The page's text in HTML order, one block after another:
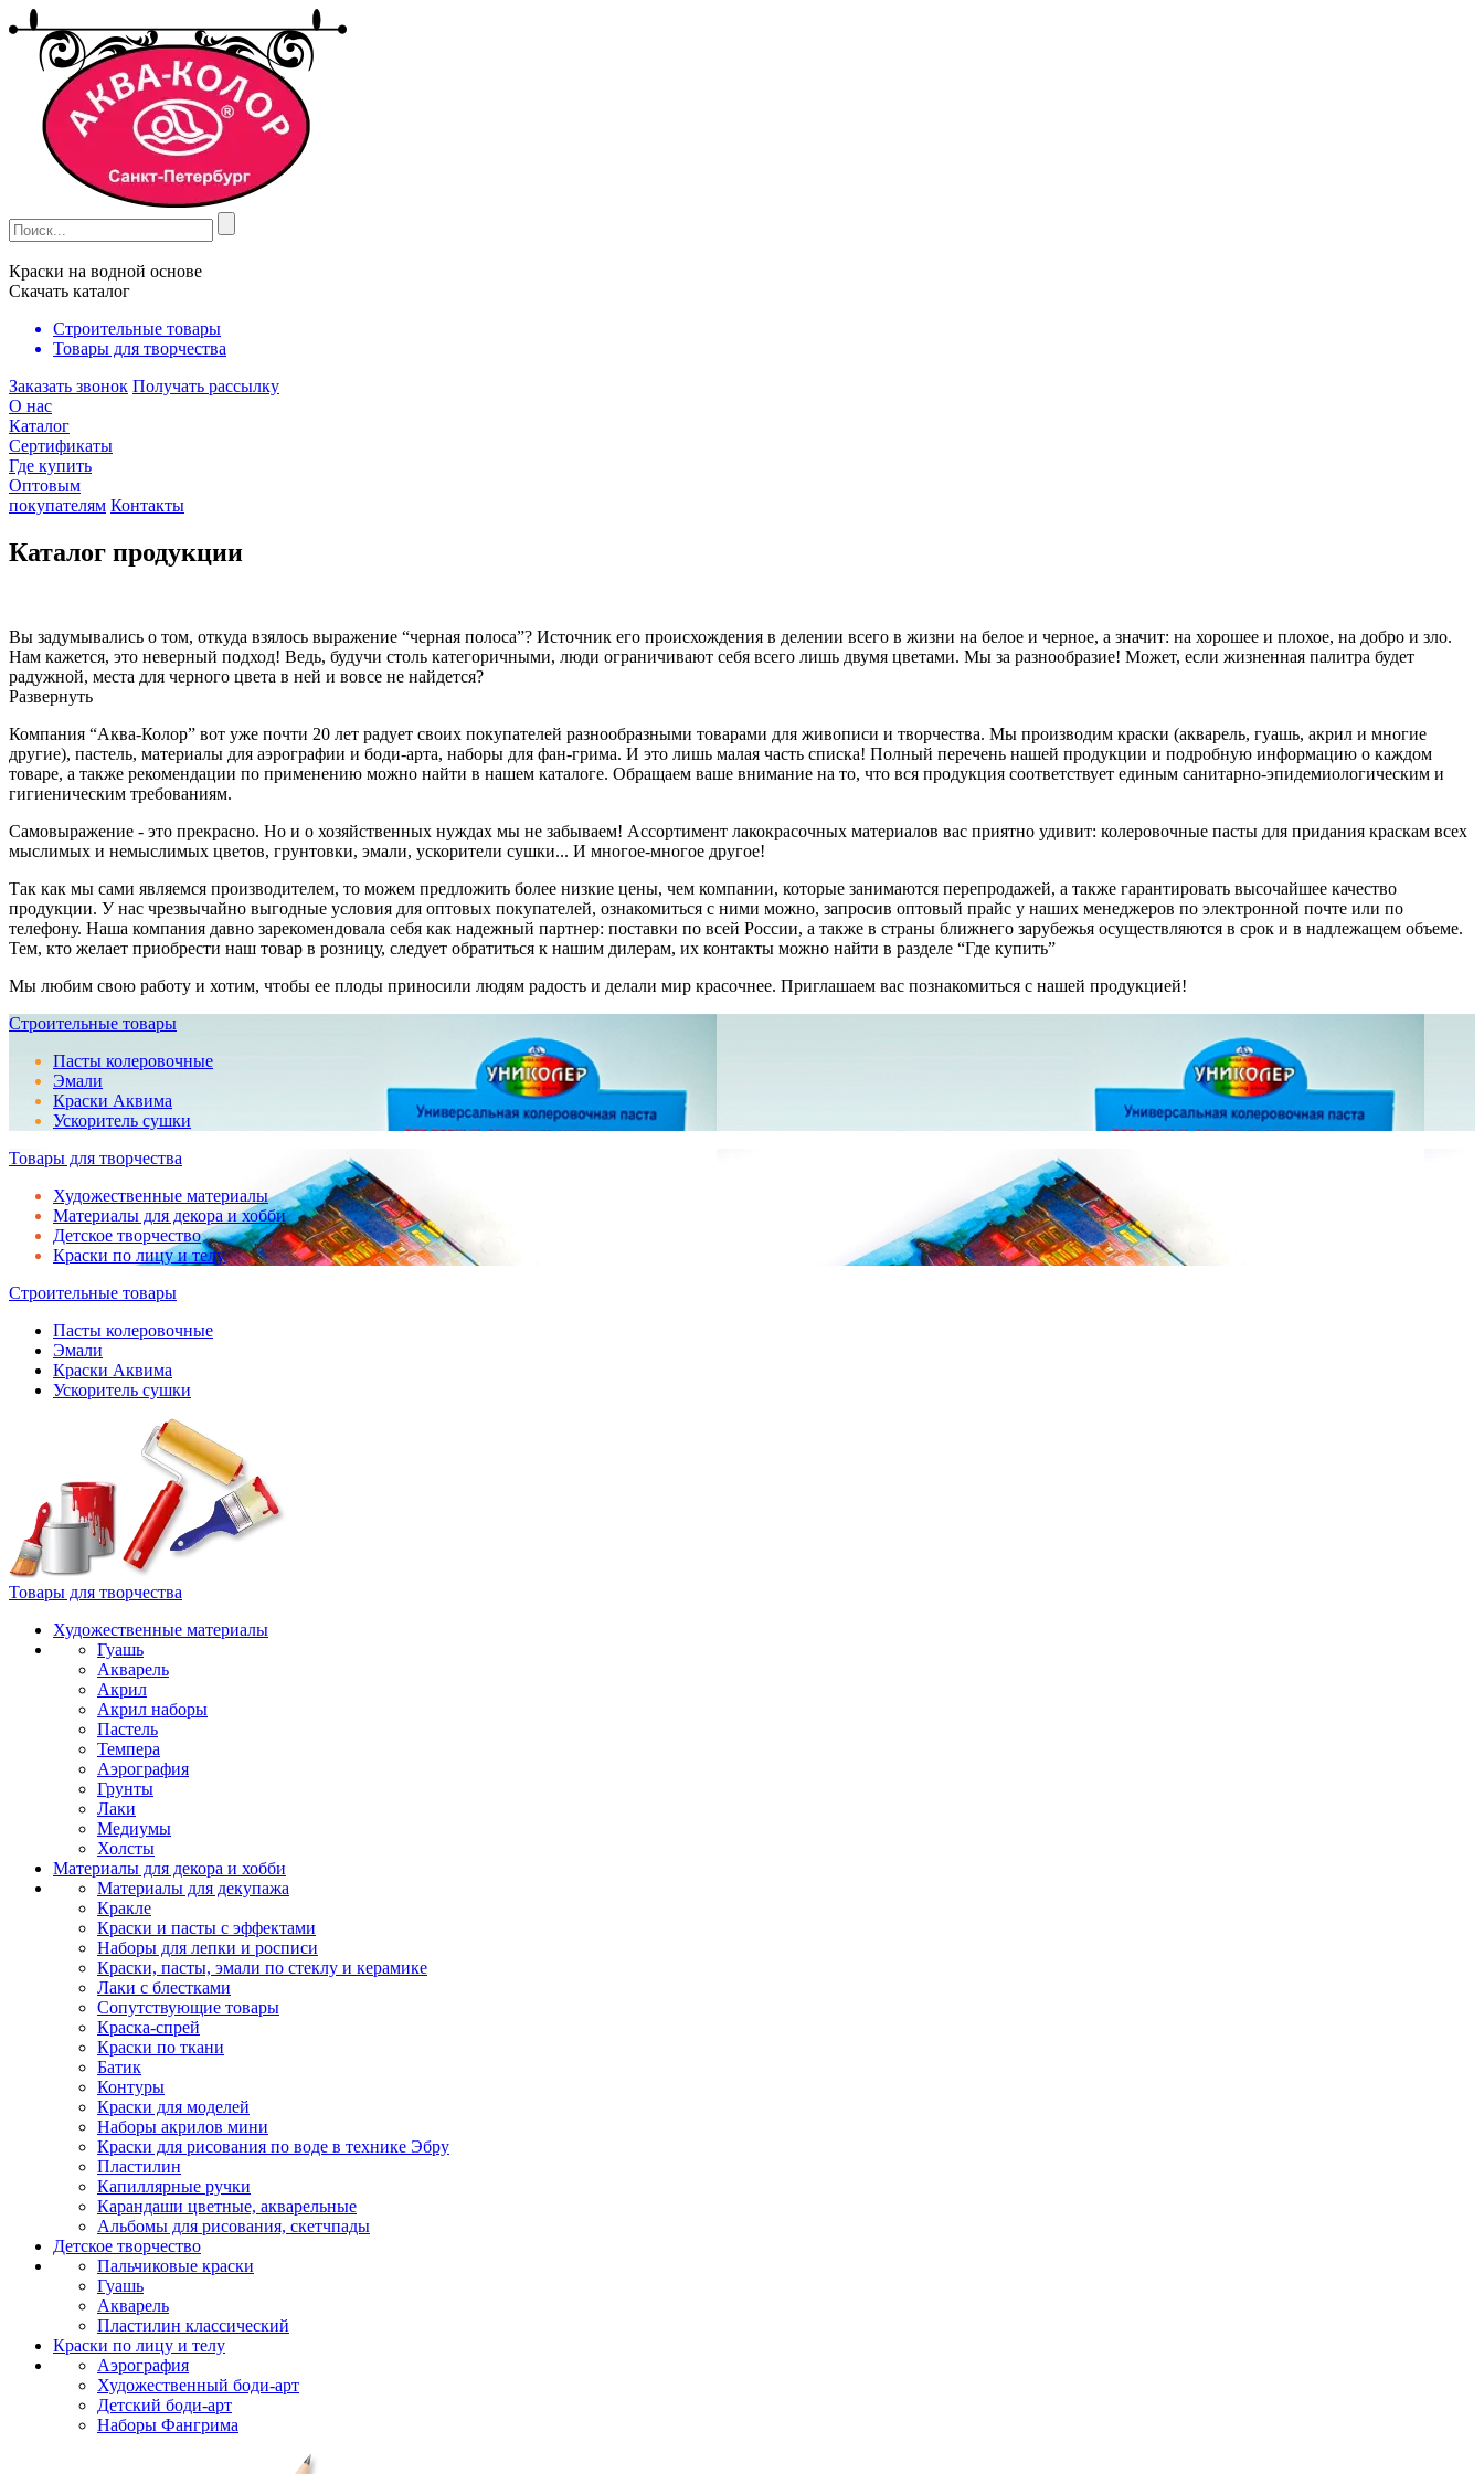
Краски на водной основе
Скачать каталог
Строительные товары
Товары для творчества
Заказать звонок Получать рассылку
О нас
Каталог
Сертификаты
Где купить
Оптовым
покупателям Контакты
Каталог продукции
Вы задумывались о том, откуда взялось выражение “черная полоса”? Источник его происхождения в делении всего в жизни на белое и черное, а значит: на хорошее и плохое, на добро и зло.
Нам кажется, это неверный подход! Ведь, будучи столь категоричными, люди ограничивают себя всего лишь двумя цветами. Мы за разнообразие! Может, если жизненная палитра будет
радужной, места для черного цвета в ней и вовсе не найдется?
Развернуть
Компания “Аква-Колор” вот уже почти 20 лет радует своих покупателей разнообразными товарами для живописи и творчества. Мы производим краски (акварель, гуашь, акрил и многие
другие), пастель, материалы для аэрографии и боди-арта, наборы для фан-грима. И это лишь малая часть списка! Полный перечень нашей продукции и подробную информацию о каждом
товаре, а также рекомендации по применению можно найти в нашем каталоге. Обращаем ваше внимание на то, что вся продукция соответствует единым санитарно-эпидемиологическим и
гигиеническим требованиям.
Самовыражение - это прекрасно. Но и о хозяйственных нуждах мы не забываем! Ассортимент лакокрасочных материалов вас приятно удивит: колеровочные пасты для придания краскам всех
мыслимых и немыслимых цветов, грунтовки, эмали, ускорители сушки... И многое-многое другое!
Так как мы сами являемся производителем, то можем предложить более низкие цены, чем компании, которые занимаются перепродажей, а также гарантировать высочайшее качество
продукции. У нас чрезвычайно выгодные условия для оптовых покупателей, ознакомиться с ними можно, запросив оптовый прайс у наших менеджеров по электронной почте или по
телефону. Наша компания давно зарекомендовала себя как надежный партнер: поставки по всей России, а также в страны ближнего зарубежья осуществляются в срок и в надлежащем объеме.
Тем, кто желает приобрести наш товар в розницу, следует обратиться к нашим дилерам, их контакты можно найти в разделе “Где купить”
Мы любим свою работу и хотим, чтобы ее плоды приносили людям радость и делали мир красочнее. Приглашаем вас познакомиться с нашей продукцией!
Строительные товары
Пасты колеровочные
Эмали
Краски Аквима
Ускоритель сушки
Товары для творчества
Художественные материалы
Материалы для декора и хобби
Детское творчество
Краски по лицу и телу
Строительные товары
Пасты колеровочные
Эмали
Краски Аквима
Ускоритель сушки
Товары для творчества
Художественные материалы
Гуашь
Акварель
Акрил
Акрил наборы
Пастель
Темпера
Аэрография
Грунты
Лаки
Медиумы
Холсты
Материалы для декора и хобби
Материалы для декупажа
Кракле
Краски и пасты с эффектами
Наборы для лепки и росписи
Краски, пасты, эмали по стеклу и керамике
Лаки с блестками
Сопутствующие товары
Краска-спрей
Краски по ткани
Батик
Контуры
Краски для моделей
Наборы акрилов мини
Краски для рисования по воде в технике Эбру
Пластилин
Капиллярные ручки
Карандаши цветные, акварельные
Альбомы для рисования, скетчпады
Детское творчество
Пальчиковые краски
Гуашь
Акварель
Пластилин классический
Краски по лицу и телу
Аэрография
Художественный боди-арт
Детский боди-арт
Наборы Фангрима